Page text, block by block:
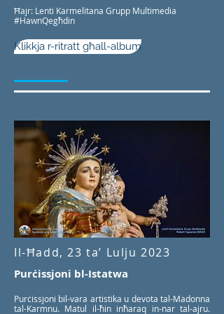
Ħajr: Lenti Karmelitana Grupp Multimedia
#HawnQegħdin
Klikkja r-ritratt għall-album
Il-Ħadd, 23 ta’ Lulju 2023
Purċissjoni bl-Istatwa
Purċissjoni bil-vara artistika u devota tal-Madonna
tal-Karmnu. Matul il-ħin inħaraq in-nar tal-ajru.